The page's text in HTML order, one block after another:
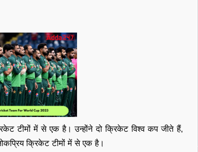
टीमों में से एक है। उन्होंने दो क्रिकेट विश्व कप जीते हैं,
क्रिकेट टीमों में से एक है।